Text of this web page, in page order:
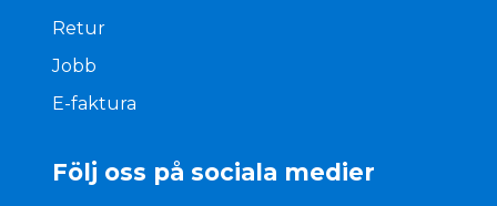
Retur
Jobb
E-faktura
Följ oss på sociala medier